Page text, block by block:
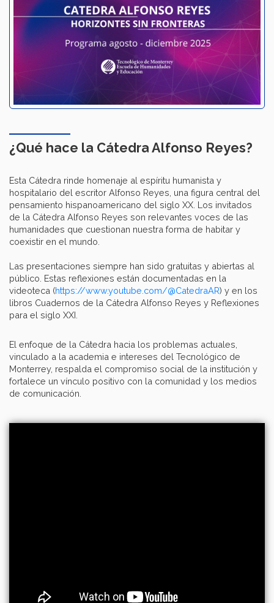
¿Qué hace la Cátedra Alfonso Reyes?
Esta Cátedra rinde homenaje al espíritu humanista y
hospitalario del escritor Alfonso Reyes, una figura central del
pensamiento hispanoamericano del siglo XX. Los invitados
de la Cátedra Alfonso Reyes son relevantes voces de las
humanidades que cuestionan nuestra forma de habitar y
coexistir en el mundo.
Las presentaciones siempre han sido gratuitas y abiertas al
público. Estas reflexiones están documentadas en la
videoteca (https://www.youtube.com/@CatedraAR) y en los
libros Cuadernos de la Cátedra Alfonso Reyes y Reflexiones
para el siglo XXI.
El enfoque de la Cátedra hacia los problemas actuales,
vinculado a la academia e intereses del Tecnológico de
Monterrey, respalda el compromiso social de la institución y
fortalece un vínculo positivo con la comunidad y los medios
de comunicación.